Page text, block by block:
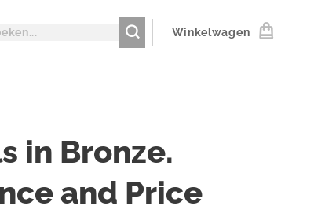
Winkelwagen
in Bronze.
and Price